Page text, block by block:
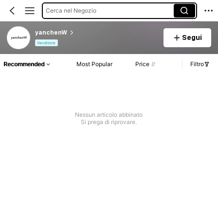
Cerca nel Negozio
yanchenW
Venditore
Segui
Recommended Most Popular Price Filtro
Nessun articolo abbinato
Si prega di riprovare.